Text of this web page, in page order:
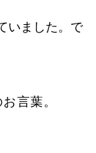
いました。で
言葉。